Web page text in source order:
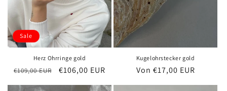
Sale
Herz Ohrringe gold
Normaler
Preis
€109,00 EUR Verkaufspreis
€106,00 EUR
Kugelohrstecker gold
Normaler
Preis
Von €17,00 EUR